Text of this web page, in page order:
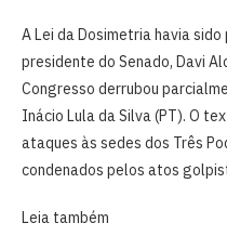
A Lei da Dosimetria havia
presidente do Senado, Davi
Congresso derrubou
Inácio Lula da Silva (PT). O
ataques às sedes dos Três
condenados pelos atos
Leia também